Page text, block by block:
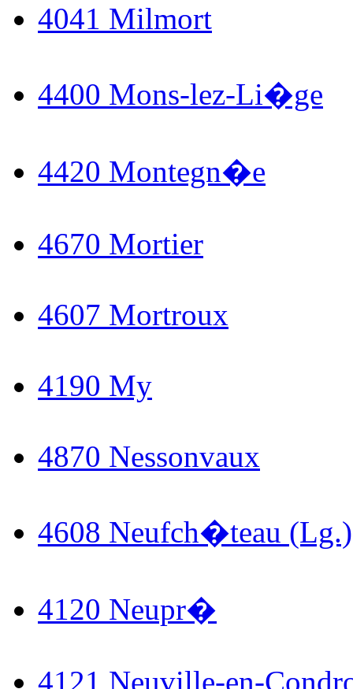
4041 Milmort
4400 Mons-lez-Li�ge
4420 Montegn�e
4670 Mortier
4607 Mortroux
4190 My
4870 Nessonvaux
4608 Neufch�teau (Lg.)
4120 Neupr�
4121 Neuville-en-